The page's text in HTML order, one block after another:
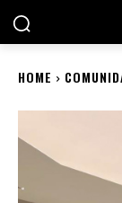
HOME